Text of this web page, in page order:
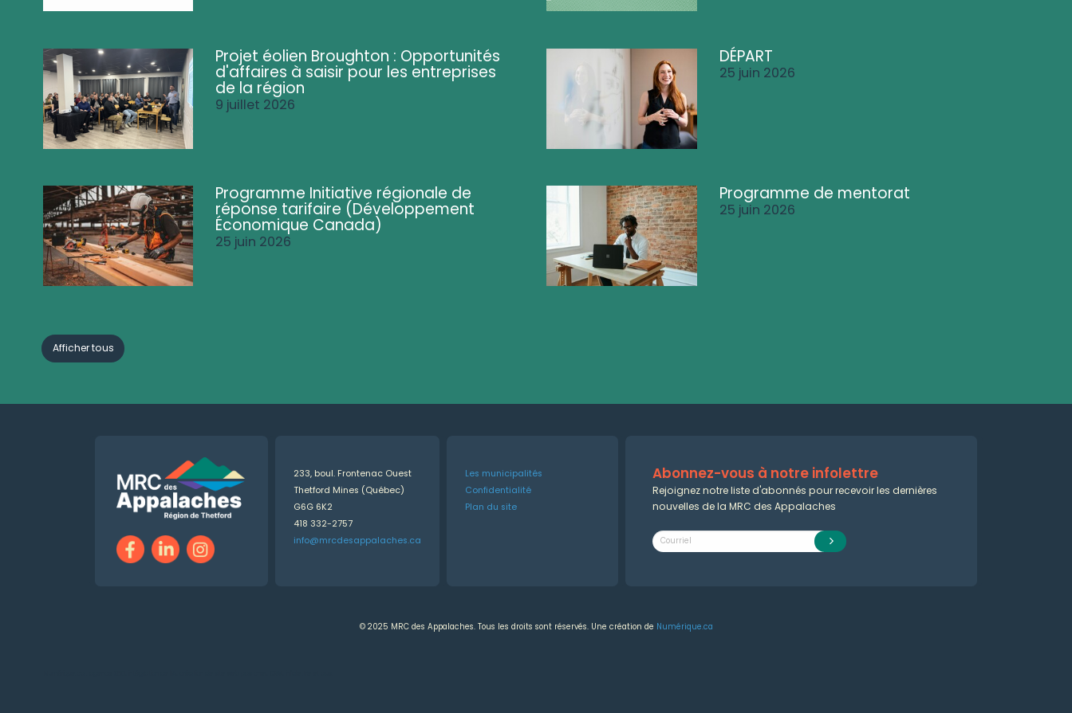
Projet éolien Broughton : Opportunités
d'affaires à saisir pour les entreprises
de la région
9 juillet 2026
DÉPART
25 juin 2026
Programme Initiative régionale de
réponse tarifaire (Développement
Économique Canada)
25 juin 2026
Programme de mentorat
25 juin 2026
Afficher tous
233, boul. Frontenac Ouest
Thetford Mines (Québec)
G6G 6K2
418 332-2757
info@mrcdesappalaches.ca
Les municipalités
Confidentialité
Plan du site
Abonnez-vous à notre infolettre
Rejoignez notre liste d'abonnés pour recevoir les dernières
nouvelles de la MRC des Appalaches
© 2025 MRC des Appalaches. Tous les droits sont réservés. Une création de Numérique.ca